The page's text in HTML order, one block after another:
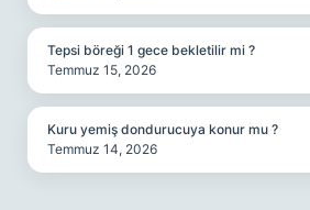
Tepsi böreği 1 gece bekletilir mi ?
Temmuz 15, 2026
Kuru yemiş dondurucuya konur mu ?
Temmuz 14, 2026